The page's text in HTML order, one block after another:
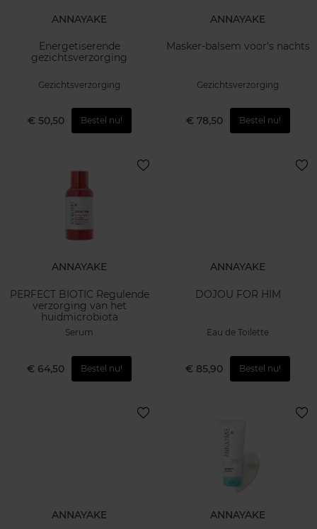
ANNAYAKE
Energetiserende
gezichtsverzorging
Gezichtsverzorging
€ 50,50 Bestel nu!
ANNAYAKE
Masker-balsem voor’s nachts
Gezichtsverzorging
€ 78,50 Bestel nu!
ANNAYAKE
PERFECT BIOTIC Regulende
verzorging van het
huidmicrobiota
Serum
€ 64,50 Bestel nu!
ANNAYAKE
DOJOU FOR HIM
Eau de Toilette
€ 85,90 Bestel nu!
ANNAYAKE ANNAYAKE